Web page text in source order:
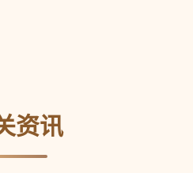
资讯